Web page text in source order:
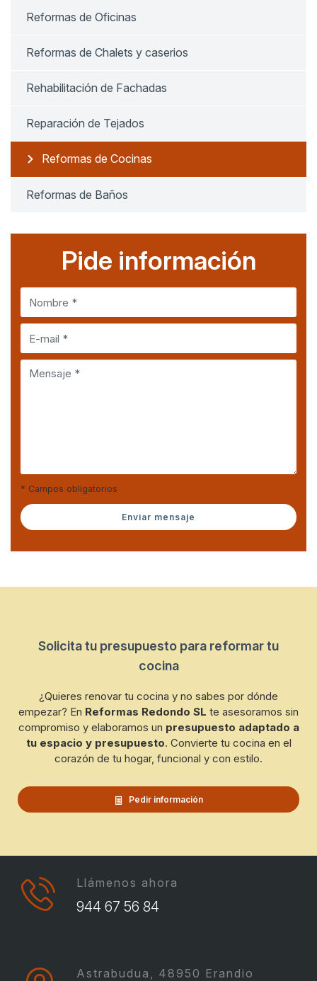
Reformas de Oficinas
Reformas de Chalets y caserios
Rehabilitación de Fachadas
Reparación de Tejados
Reformas de Cocinas
Reformas de Baños
Pide información
* Campos obligatorios
Enviar mensaje
Solicita tu presupuesto para reformar tu
cocina
¿Quieres renovar tu cocina y no sabes por dónde
empezar? En Reformas Redondo SL te asesoramos sin
compromiso y elaboramos un presupuesto adaptado a
tu espacio y presupuesto. Convierte tu cocina en el
corazón de tu hogar, funcional y con estilo.
Pedir información
Llámenos ahora
944 67 56 84
Astrabudua, 48950 Erandio